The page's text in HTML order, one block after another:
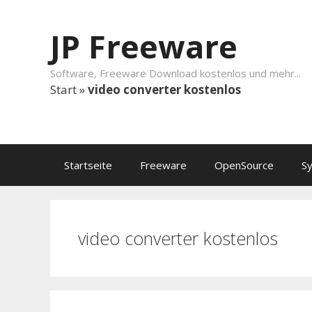
JP Freeware
Software, Freeware Download kostenlos und mehr...
Start»video converter kostenlos
Startseite Freeware OpenSource
video converter kostenlos